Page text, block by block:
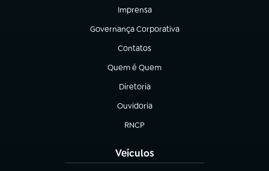
Imprensa
(abre em nova aba)
Governança Corporativa
(abre em nova aba)
Contatos
(abre em nova aba)
Quem é Quem
(abre em nova aba)
Diretoria
(abre em nova aba)
Ouvidoria
(abre em nova aba)
RNCP
(abre em nova aba)
Veículos